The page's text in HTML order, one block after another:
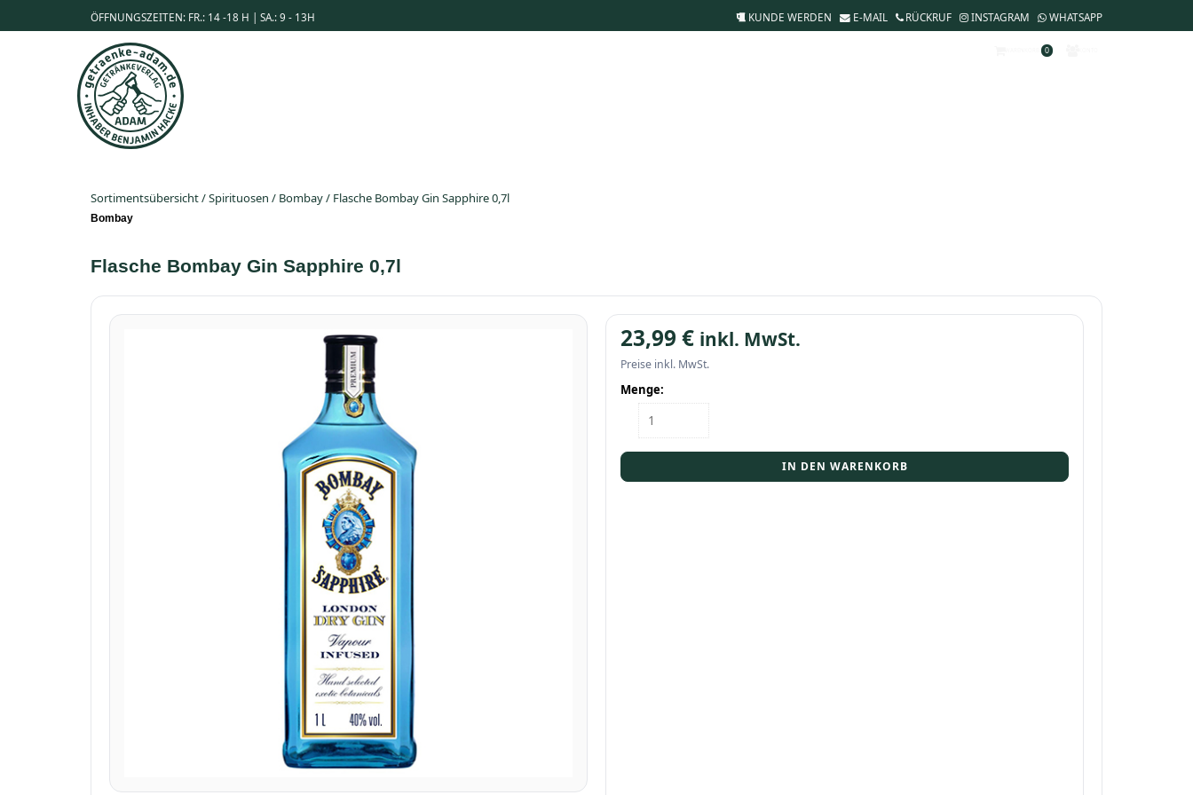
ÖFFNUNGSZEITEN: FR.: 14 -18 H | SA.: 9 - 13H KUNDE WERDEN E-MAIL RÜCKRUF INSTAGRAM WHATSAPP
0
Sortimentsübersicht/Spirituosen / Bombay/ Flasche Bombay Gin Sapphire 0,7l
Bombay
Flasche Bombay Gin Sapphire 0,7l
23,99 € inkl. MwSt.
Preise inkl. MwSt.
Menge:
Flasche
Bombay
0,7l
IN DEN WARENKORB